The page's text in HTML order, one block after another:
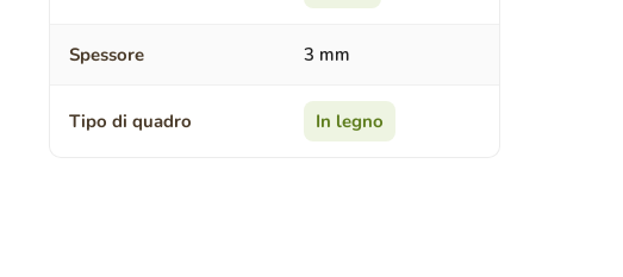
Spessore 3 mm
Tipo di quadro In legno